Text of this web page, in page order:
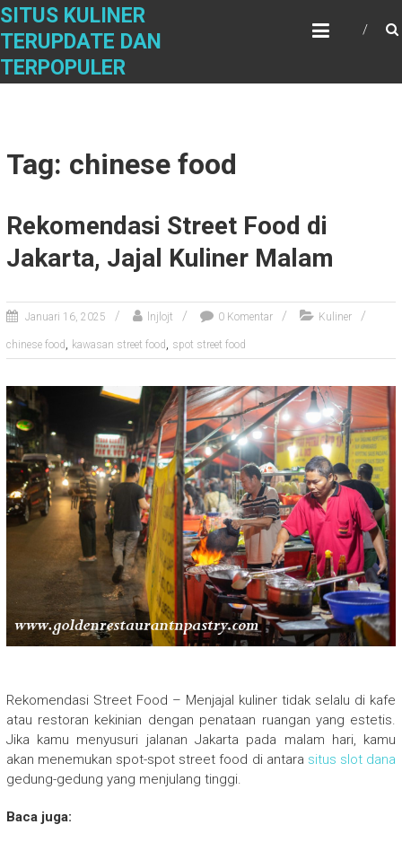
Skip
content
SITUS KULINER
TERUPDATE DAN
TERPOPULER
Tag: chinese food
Rekomendasi Street Food di
Jakarta, Jajal Kuliner Malam
Januari 16, 2025 lnjlojt 0 Komentar Kuliner
chinese food , kawasan street food , spot street food
Rekomendasi Street Food – Menjajal kuliner tidak selalu di kafe
atau restoran kekinian dengan penataan ruangan yang estetis.
Jika kamu menyusuri jalanan Jakarta pada malam hari, kamu
akan menemukan spot-spot street food di antara situs slot dana
gedung-gedung yang menjulang tinggi.
Baca juga: